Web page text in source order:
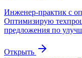
Инженер-практик с
Оптимизирую
предложения по
Открыть